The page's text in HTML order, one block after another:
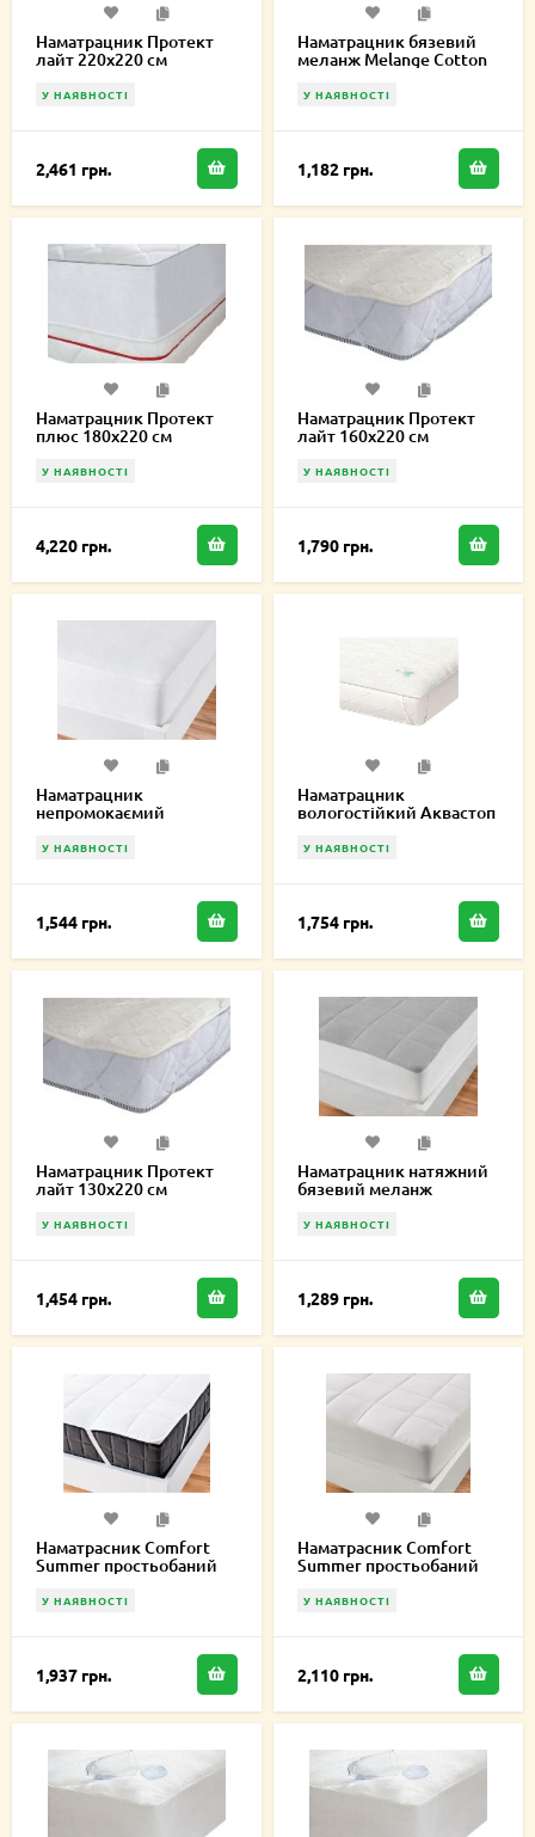
Наматрацник Протект
лайт 220х220 см
У НАЯВНОСТІ
2,461 грн.
Наматрацник бязевий
меланж Melange Cotton
У НАЯВНОСТІ
1,182 грн.
Наматрацник Протект
плюс 180х220 см
У НАЯВНОСТІ
4,220 грн.
Наматрацник Протект
лайт 160х220 см
У НАЯВНОСТІ
1,790 грн.
Наматрацник
непромокаємий
180х220 см
У НАЯВНОСТІ
1,544 грн.
Наматрацник
вологостійкий Аквастоп
У НАЯВНОСТІ
1,754 грн.
Наматрацник Протект
лайт 130х220 см
У НАЯВНОСТІ
1,454 грн.
Наматрацник натяжний
бязевий меланж
см MCF180220
У НАЯВНОСТІ
1,289 грн.
Наматрасник Comfort
Summer простьобаний
У НАЯВНОСТІ
1,937 грн.
Наматрасник Comfort
Summer простьобаний
У НАЯВНОСТІ
2,110 грн.